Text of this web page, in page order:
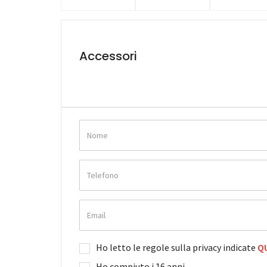
Accessori
Ho letto le regole sulla privacy indicate